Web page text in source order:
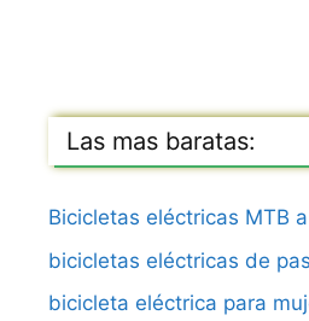
Las mas baratas:
Bicicletas eléctricas MTB
bicicletas eléctricas de
bicicleta eléctrica para